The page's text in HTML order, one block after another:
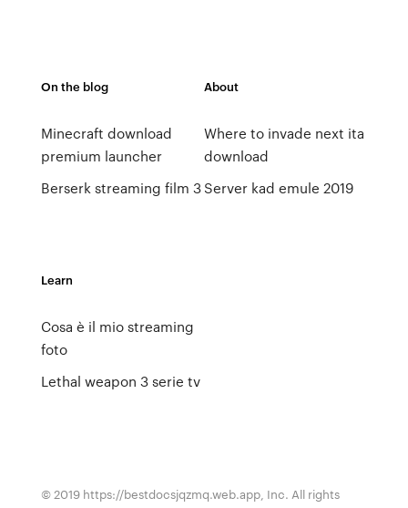
On the blog
Minecraft download
premium launcher
Berserk streaming film 3
About
Where to invade next ita
download
Server kad emule 2019
Learn
Cosa è il mio streaming
foto
Lethal weapon 3 serie tv
© 2019 https://bestdocsjqzmq.web.app, Inc. All rights